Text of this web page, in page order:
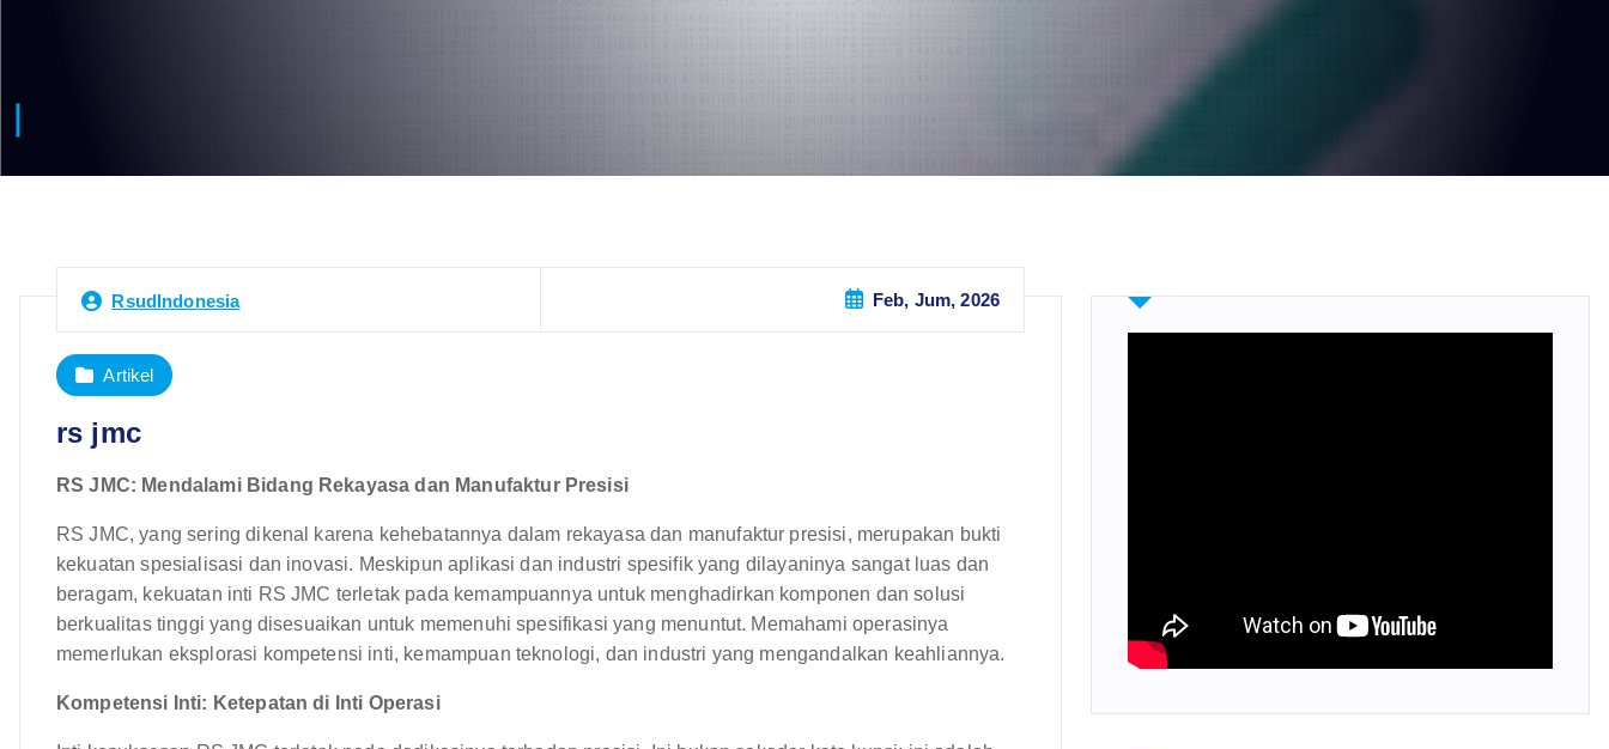
RsudIndonesia Feb, Jum, 2026
Artikel
rs jmc
RS JMC: Mendalami Bidang Rekayasa dan Manufaktur Presisi
RS JMC, yang sering dikenal karena kehebatannya dalam rekayasa dan manufaktur presisi, merupakan bukti
kekuatan spesialisasi dan inovasi. Meskipun aplikasi dan industri spesifik yang dilayaninya sangat luas dan
beragam, kekuatan inti RS JMC terletak pada kemampuannya untuk menghadirkan komponen dan solusi
berkualitas tinggi yang disesuaikan untuk memenuhi spesifikasi yang menuntut. Memahami operasinya
memerlukan eksplorasi kompetensi inti, kemampuan teknologi, dan industri yang mengandalkan keahliannya.
Kompetensi Inti: Ketepatan di Inti Operasi